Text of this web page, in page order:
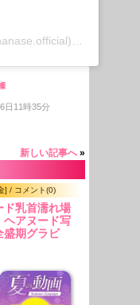
がシェアした投稿 –
日11時35分
新しい記事へ»
] / コメント(0)
ド乳首濡れ場
ヘアヌード写
盛期グラビ